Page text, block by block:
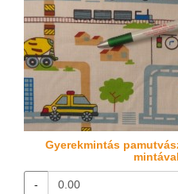
Gyerekmintás
-